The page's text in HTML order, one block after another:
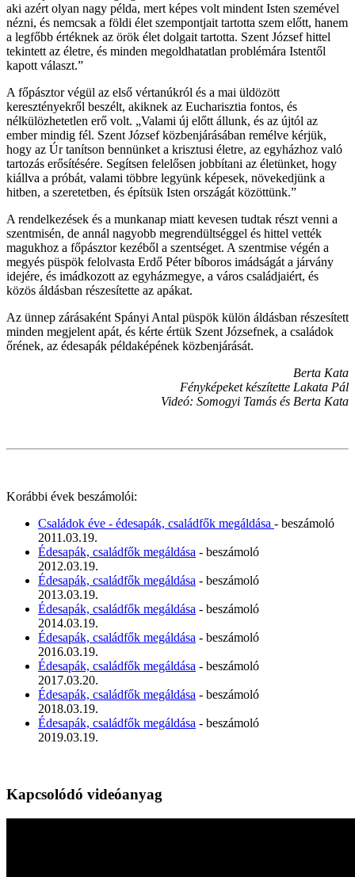
aki azért olyan nagy példa, mert képes volt mindent Isten szemével
nézni, és nemcsak a földi élet szempontjait tartotta szem előtt, hanem
a legfőbb értéknek az örök élet dolgait tartotta. Szent József hittel
tekintett az életre, és minden megoldhatatlan problémára Istentől
kapott választ.”
A főpásztor végül az első vértanúkról és a mai üldözött
keresztényekről beszélt, akiknek az Eucharisztia fontos, és
nélkülözhetetlen erő volt. „Valami új előtt állunk, és az újtól az
ember mindig fél. Szent József közbenjárásában remélve kérjük,
hogy az Úr tanítson bennünket a krisztusi életre, az egyházhoz való
tartozás erősítésére. Segítsen felelősen jobbítani az életünket, hogy
kiállva a próbát, valami többre legyünk képesek, növekedjünk a
hitben, a szeretetben, és építsük Isten országát közöttünk.”
A rendelkezések és a munkanap miatt kevesen tudtak részt venni a
szentmisén, de annál nagyobb megrendültséggel és hittel vették
magukhoz a főpásztor kezéből a szentséget. A szentmise végén a
megyés püspök felolvasta Erdő Péter bíboros imádságát a járvány
idejére, és imádkozott az egyházmegye, a város családjaiért, és
közös áldásban részesítette az apákat.
Az ünnep zárásaként Spányi Antal püspök külön áldásban részesített
minden megjelent apát, és kérte értük Szent Józsefnek, a családok
őrének, az édesapák példaképének közbenjárását.
Berta Kata
Fényképeket készítette Lakata Pál
Videó: Somogyi Tamás és Berta Kata
Korábbi évek beszámolói:
Családok éve - édesapák, családfők megáldása - beszámoló
2011.03.19.
Édesapák, családfők megáldása - beszámoló
2012.03.19.
Édesapák, családfők megáldása - beszámoló
2013.03.19.
Édesapák, családfők megáldása - beszámoló
2014.03.19.
Édesapák, családfők megáldása - beszámoló
2016.03.19.
Édesapák, családfők megáldása - beszámoló
2017.03.20.
Édesapák, családfők megáldása - beszámoló
2018.03.19.
Édesapák, családfők megáldása - beszámoló
2019.03.19.
Kapcsolódó videóanyag